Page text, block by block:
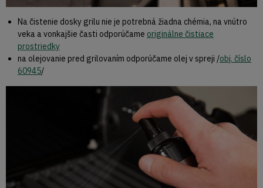
Na čistenie dosky grilu nie je potrebná žiadna chémia, na vnútro
veka a vonkajšie časti odporúčame originálne čistiace
prostriedky
na olejovanie pred grilovaním odporúčame olej v spreji /obj. číslo
60945/